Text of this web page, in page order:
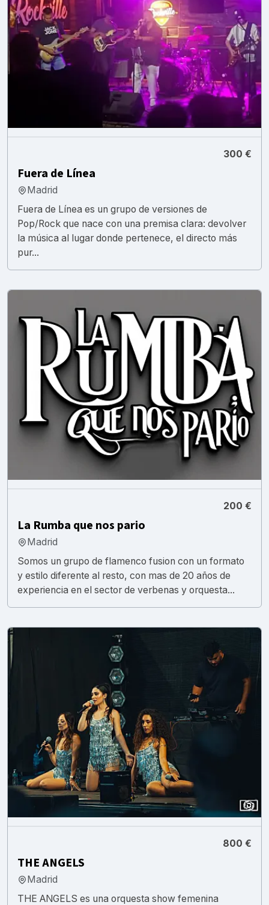
300 €
Fuera de Línea
Madrid
Fuera de Línea es un grupo de versiones de
Pop/Rock que nace con una premisa clara: devolver
la música al lugar donde pertenece, el directo más
pur...
200 €
La Rumba que nos pario
Madrid
Somos un grupo de flamenco fusion con un formato
y estilo diferente al resto, con mas de 20 años de
experiencia en el sector de verbenas y orquesta...
800 €
THE ANGELS
Madrid
THE ANGELS es una orquesta show femenina